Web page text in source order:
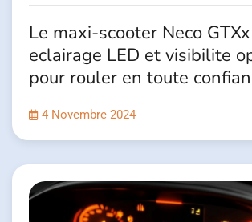
Le maxi-scooter Neco
eclairage LED et visibilite
pour rouler en toute
4 Novembre 2024